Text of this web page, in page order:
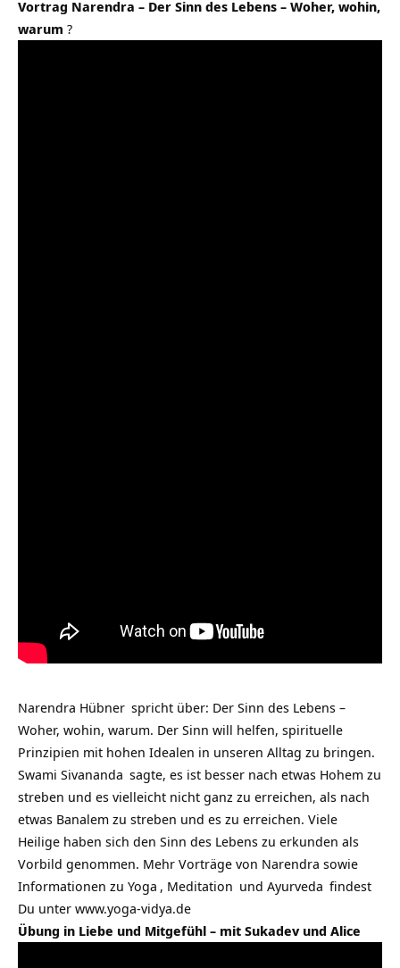
Vortrag Narendra – Der Sinn des Lebens – Woher, wohin,
warum ?
Narendra Hübner spricht über: Der Sinn des Lebens –
Woher, wohin, warum. Der Sinn will helfen, spirituelle
Prinzipien mit hohen Idealen in unseren Alltag zu bringen.
Swami Sivananda sagte, es ist besser nach etwas Hohem zu
streben und es vielleicht nicht ganz zu erreichen, als nach
etwas Banalem zu streben und es zu erreichen. Viele
Heilige haben sich den Sinn des Lebens zu erkunden als
Vorbild genommen. Mehr Vorträge von Narendra sowie
Informationen zu Yoga , Meditation und Ayurveda findest
Du unter www.yoga-vidya.de
Übung in Liebe und Mitgefühl – mit Sukadev und Alice